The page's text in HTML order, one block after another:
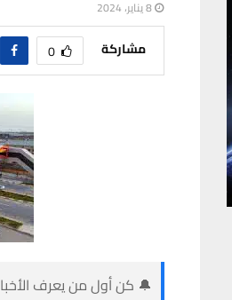
8 يناير، 2024
مشاركة 0
🔔 كن أول من يعرف